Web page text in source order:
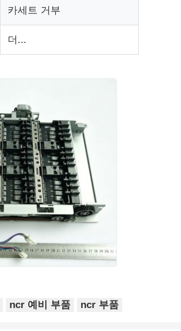
카세트 거부
더...
ncr 예비 부품 ncr 부품